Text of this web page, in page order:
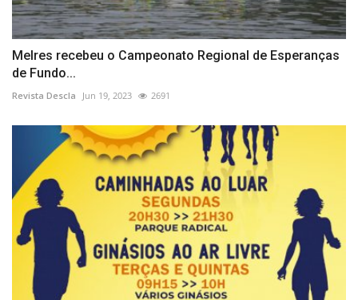
Melres recebeu o Campeonato Regional de Esperanças
de Fundo...
Revista Descla Jun 19, 2023 2691